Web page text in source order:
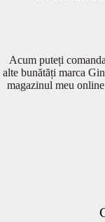
Acum puteți
alte bunătăți marca
magazinul meu